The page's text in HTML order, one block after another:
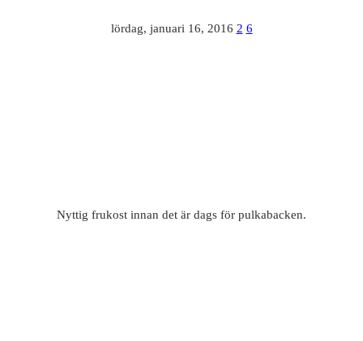
lördag, januari 16, 2016 2 6
Nyttig frukost innan det är dags för pulkabacken.